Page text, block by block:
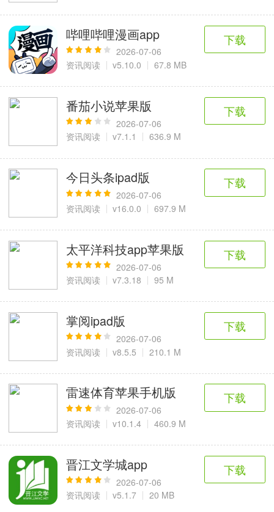
哔哩哔哩漫画app
2026-07-06
资讯阅读
v5.10.0 67.8 MB
下载
番茄小说苹果版
2026-07-06
资讯阅读
v7.1.1 636.9 M
下载
今日头条ipad版
2026-07-06
资讯阅读
v16.0.0 697.9 M
下载
太平洋科技app苹果版
2026-07-06
资讯阅读
v7.3.18 95 M
下载
掌阅ipad版
2026-07-06
资讯阅读
v8.5.5 210.1 M
下载
雷速体育苹果手机版
2026-07-06
资讯阅读
v10.1.4 460.9 M
下载
晋江文学城app
2026-07-06
资讯阅读
v5.1.7 20 MB
下载